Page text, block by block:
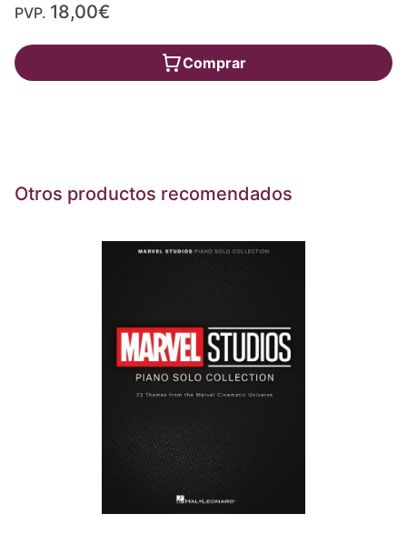
PVP. 18,00€
Comprar
Otros productos recomendados